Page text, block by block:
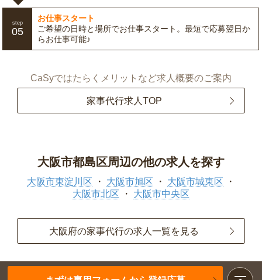
step
05
お仕事スタート
ご希望の日時と場所でお仕事スタート。最短で応募翌日か
らお仕事可能♪
CaSyではたらくメリットなど求人概要のご案内
家事代行求人TOP
大阪市都島区周辺の他の求人を探す
大阪市東淀川区 大阪市旭区
大阪市城東区
大阪市北区
大阪市中央区
大阪府の家事代行の求人一覧を見る